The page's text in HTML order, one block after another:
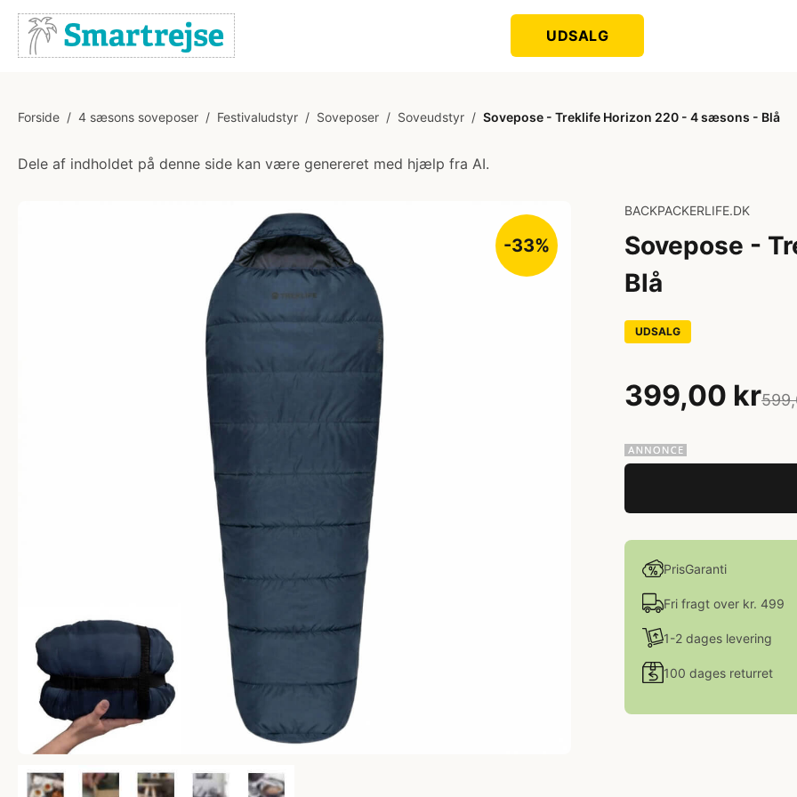
UDSALG
Forside / 4 sæsons soveposer / Festivaludstyr / Soveposer / Soveudstyr / Sovepose - Treklife Horizon 220 - 4 sæsons - Blå
Dele af indholdet på denne side kan være genereret med hjælp fra AI.
-33%
BACKPACKERLIFE.DK
Sovepose -
Blå
UDSALG
399,00 kr
PrisGaranti
Fri fragt over kr. 499
1-2 dages levering
100 dages returret